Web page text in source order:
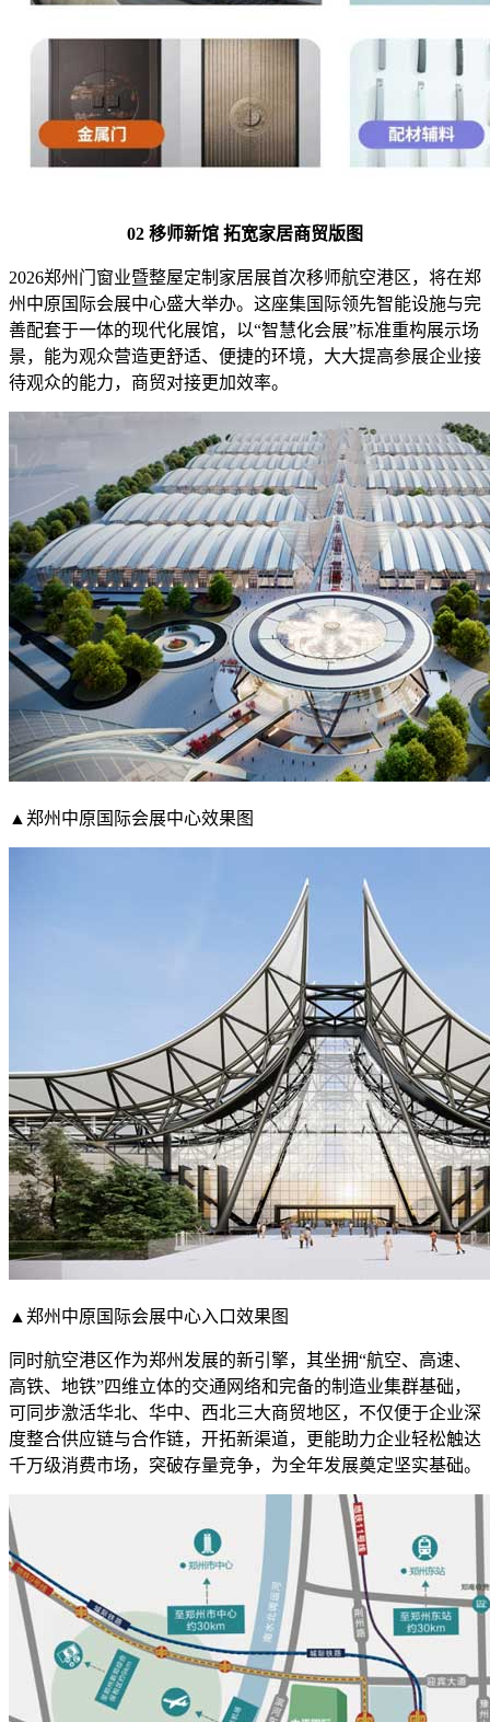
02 移师新馆 拓宽家居商贸版图
2026郑州门窗业暨整屋定制家居展首次移师航空港区，将在郑
州中原国际会展中心盛大举办。这座集国际领先智能设施与完
善配套于一体的现代化展馆，以“智慧化会展”标准重构展示场
景，能为观众营造更舒适、便捷的环境，大大提高参展企业接
待观众的能力，商贸对接更加效率。
▲郑州中原国际会展中心效果图
▲郑州中原国际会展中心入口效果图
同时航空港区作为郑州发展的新引擎，其坐拥“航空、高速、
高铁、地铁”四维立体的交通网络和完备的制造业集群基础，
可同步激活华北、华中、西北三大商贸地区，不仅便于企业深
度整合供应链与合作链，开拓新渠道，更能助力企业轻松触达
千万级消费市场，突破存量竞争，为全年发展奠定坚实基础。